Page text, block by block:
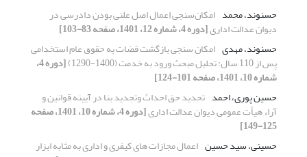
حسنوند، محمد امکان‌سنجی اِعمال اصل علنی بودن دادرسی در
دیوان عدالت اداری[دوره 4، شماره 12، 1401، صفحه 83-103]
حسنوند، مهدی امکان سنجی بازگشت قضات به حقوق عام استخدامی
پس از 110 سال: تحلیل مبحث ورود به خدمت (1400-1290) [دوره 4،
شماره 10، 1401، صفحه 101-124]
حسین پوری، احمد تحدید حق احداث وتجدید بنا در آیینه قوانین و
آراء هیأت عمومی دیوان عدالت اداری [دوره 4، شماره 10، 1401، صفحه
125-149]
حسینی، سید حسین اعمال مجازات های کیفری و اداری به مثابه ابزار